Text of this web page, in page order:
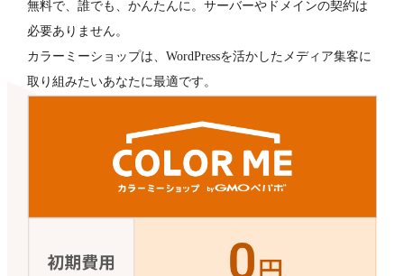
無料で、誰でも、かんたんに。サーバーやドメインの契約は
必要ありません。
カラーミーショップは、WordPressを活かしたメディア集客に
取り組みたいあなたに最適です。